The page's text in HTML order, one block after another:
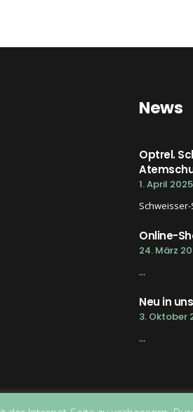
News
Optrel.
1. April 2025
Online-
24. März
...
Neu in
3. Oktober
...